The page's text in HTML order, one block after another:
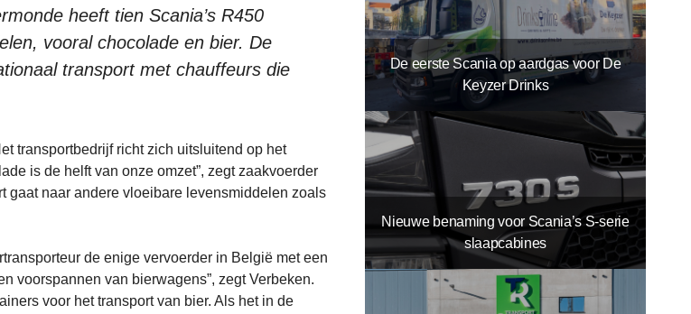
heeft tien Scania’s R450
vooral chocolade en bier. De
transport met chauffeurs die
transportbedrijf richt zich uitsluitend op het
is de helft van onze omzet”, zegt zaakvoerder
gaat naar andere vloeibare levensmiddelen zoals
de enige vervoerder in België met een
voorspannen van bierwagens”, zegt Verbeken.
voor het transport van bier. Als het in de
De eerste Scania op aardgas voor De
Keyzer Drinks
Nieuwe benaming voor Scania’s S-serie
slaapcabines